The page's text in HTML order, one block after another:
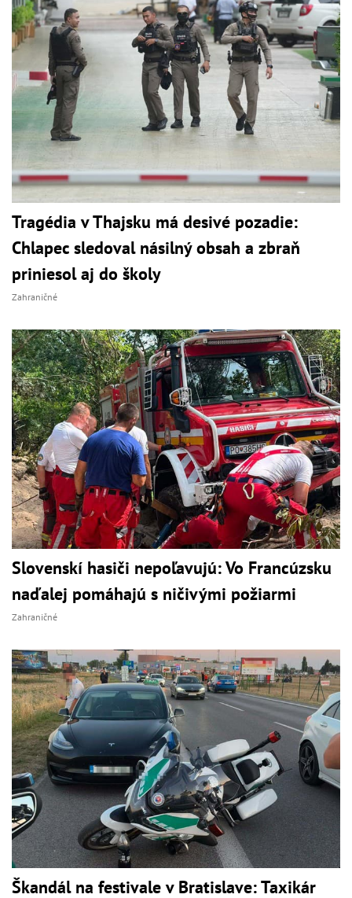
Tragédia v Thajsku má desivé pozadie:
Chlapec sledoval násilný obsah a zbraň
priniesol aj do školy
Zahraničné
Slovenskí hasiči nepoľavujú: Vo Francúzsku
naďalej pomáhajú s ničivými požiarmi
Zahraničné
Škandál na festivale v Bratislave: Taxikár